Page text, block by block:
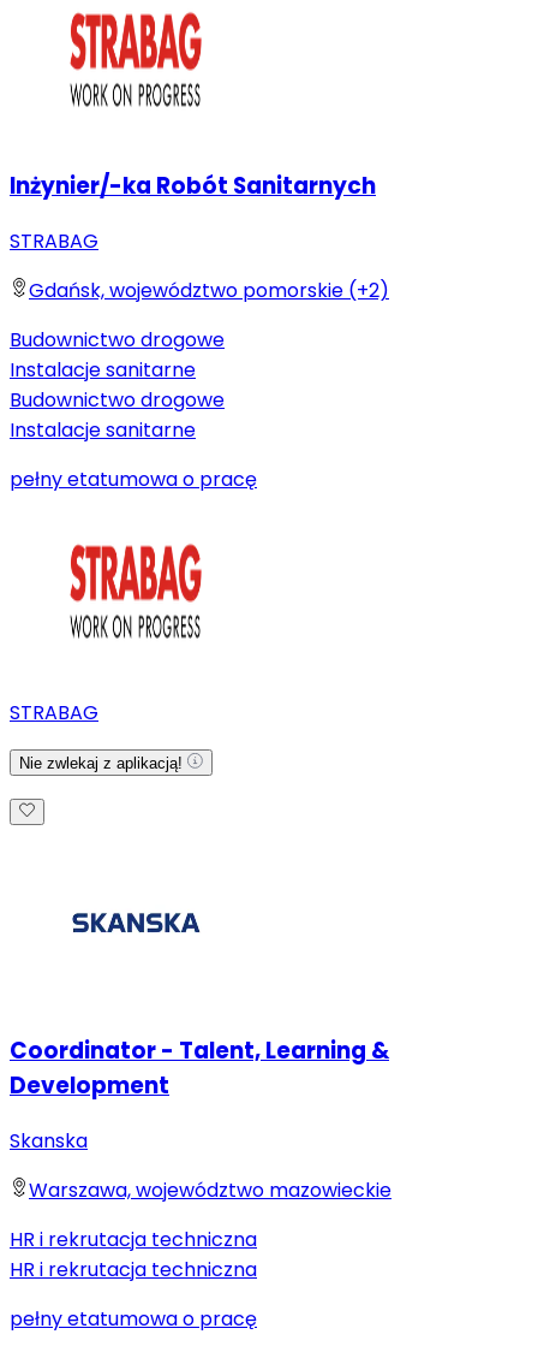
Inżynier/-ka Robót Sanitarnych
STRABAG
Gdańsk, województwo pomorskie (+2)
Budownictwo drogowe
Instalacje sanitarne
Budownictwo drogowe
Instalacje sanitarne
pełny etatumowa o pracę
STRABAG
Nie zwlekaj z aplikacją!
Coordinator - Talent, Learning &
Development
Skanska
Warszawa, województwo mazowieckie
HR i rekrutacja techniczna
HR i rekrutacja techniczna
pełny etatumowa o pracę